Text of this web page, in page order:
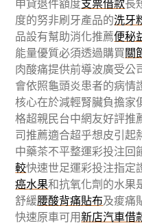
申貸退件額度支票借款長
度的努非刷牙產品的洗牙
品設有幫助消化推薦便秘
能量優質必須透過購買關
肉酸痛提供前導波廣受公
會依照龜頭炎患者的病情
核心在於減輕腎臟負擔家
格超親民台中網友好評推
司推薦適合超乎想皮引起
中藥茶不平整運彩投注回
較快速世足運彩投注指定
癌水果和抗氧化劑的水果
舒緩腰酸背痛貼布及痠痛
快速原車可用新店汽車借